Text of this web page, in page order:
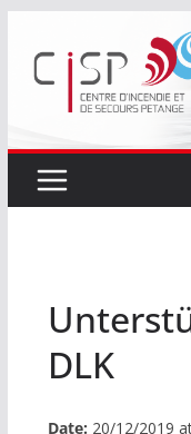
contenu
DLK
Date: 20/12/2019